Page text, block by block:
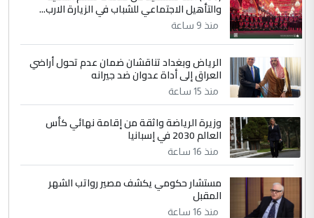
والتأهيل الاجتماعي للشباب في الزيارة الارب...
منذ 9 ساعة
الرياض وبغداد تناقشان ضمان عدم تحول أراضي
العراق إلى أداة عدوان ضد جيرانه
منذ 15 ساعة
وزيرة الرياضة واثقة من إقامة نهائي كأس
العالم 2030 في إسبانيا
منذ 16 ساعة
مستشار حكومي يكشف مصير رواتب الشهر
المقبل
منذ 16 ساعة